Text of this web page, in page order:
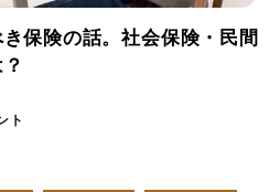
保険の話。社会保険・民間
ト